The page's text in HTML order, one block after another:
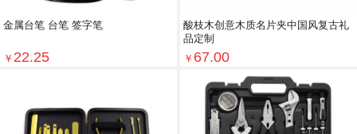
金属台笔 台笔 签字笔
￥ 22.25
酸枝木创意木质名片夹中国风复古礼
品定制
￥ 67.00